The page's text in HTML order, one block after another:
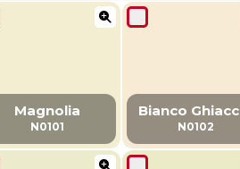
Magnolia
N0101
Bianco
N0102